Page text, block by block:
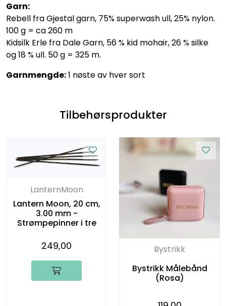
Garn:
Rebell fra Gjestal garn, 75% superwash ull, 25% nylon.
100 g = ca 260 m
Kidsilk Erle fra Dale Garn, 56 % kid mohair, 26 % silke
og 18 % ull. 50 g = 325 m.
Garnmengde:1 nøste av hver sort
Tilbehørsprodukter
LanternMoon
Lantern Moon, 20 cm,
3.00 mm -
Strømpepinner i tre
249,00
Bystrikk
Bystrikk Målebånd
(Rosa)